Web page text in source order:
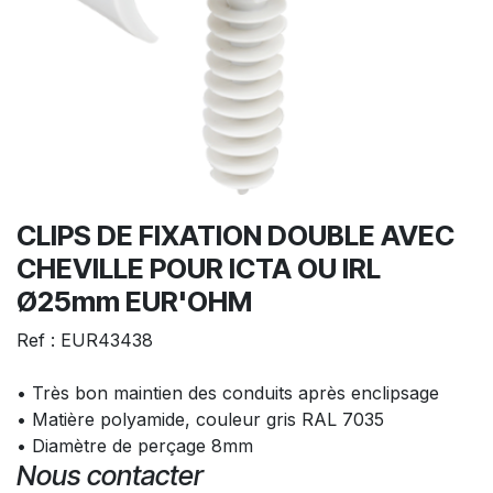
CLIPS DE FIXATION DOUBLE AVEC
CHEVILLE POUR ICTA OU IRL
Ø25mm EUR'OHM
Ref : EUR43438
• Très bon maintien des conduits après enclipsage
• Matière polyamide, couleur gris RAL 7035
• Diamètre de perçage 8mm
Nous contacter